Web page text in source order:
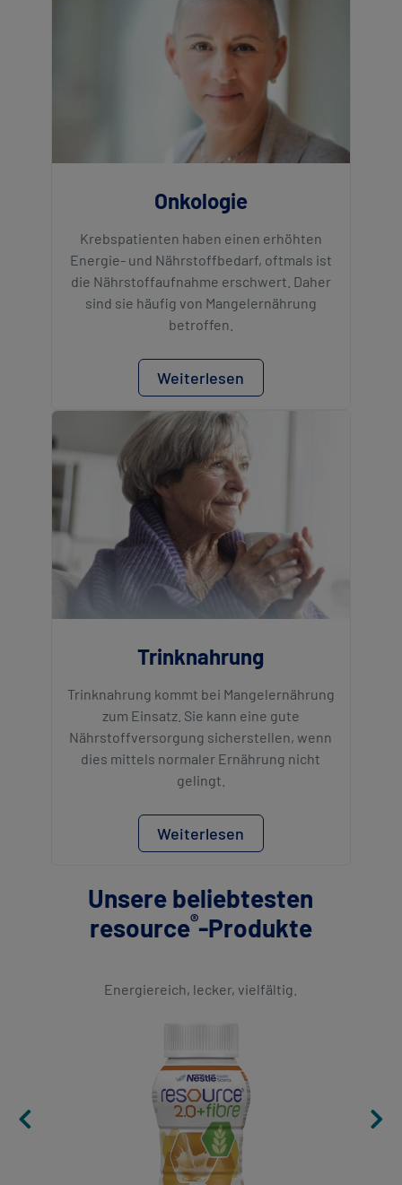
Onkologie
Krebspatienten haben einen erhöhten
Energie- und Nährstoffbedarf, oftmals ist
die Nährstoffaufnahme erschwert. Daher
sind sie häufig von Mangelernährung
betroffen.
Weiterlesen
Trinknahrung
Trinknahrung kommt bei Mangelernährung
zum Einsatz. Sie kann eine gute
Nährstoffversorgung sicherstellen, wenn
dies mittels normaler Ernährung nicht
gelingt.
Weiterlesen
Unsere beliebtesten
resource®-Produkte
Energiereich, lecker, vielfältig.